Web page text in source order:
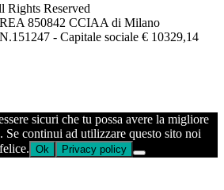
Reserved
850842 CCIAA di Milano
- Capitale sociale € 10329,14
sicuri che tu possa avere la migliore
Se continui ad utilizzare questo sito noi
Ok Privacy policy